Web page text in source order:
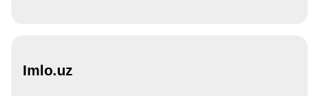
Imlo.uz